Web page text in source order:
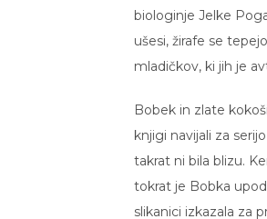
biologinje Jelke
ušesi, žirafe se
mladičkov, ki jih je
Bobek in zlate
knjigi navijali za
takrat ni bila blizu.
tokrat je Bobka
slikanici izkazala za